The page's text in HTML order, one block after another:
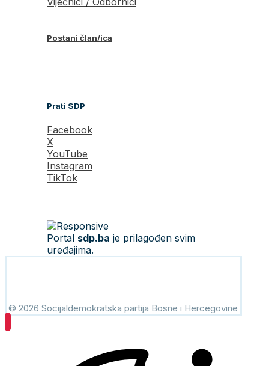
Postani član/ica
Prati SDP
Facebook
X
YouTube
Instagram
TikTok
Portal sdp.ba je prilagođen svim
uređajima.
© 2026 Socijaldemokratska partija Bosne i Hercegovine